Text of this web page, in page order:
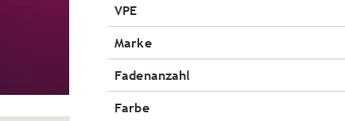
VPE
Marke
Fadenanzahl
Farbe